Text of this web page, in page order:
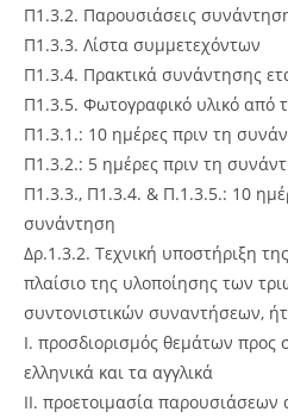
Π1.3.2. Παρουσιάσεις
Π1.3.3. Λίστα συμμετεχόντων
Π1.3.4. Πρακτικά συνάντησης
Π1.3.5. Φωτογραφικό υλικό από
Π1.3.1.: 10 ημέρες πριν τη
Π1.3.2.: 5 ημέρες πριν τη
Π1.3.3., Π1.3.4. & Π.1.3.5.: 10
συνάντηση
Δρ.1.3.2. Τεχνική υποστήριξη
πλαίσιο της υλοποίησης των
συντονιστικών συναντήσεων,
I. προσδιορισμός θεμάτων
ελληνικά και τα αγγλικά
II. προετοιμασία παρουσιάσεων